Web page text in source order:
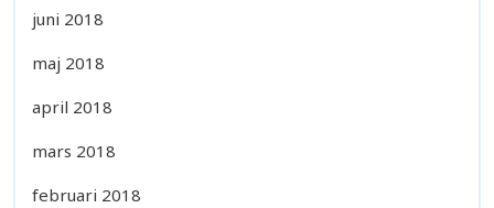
juni 2018
maj 2018
april 2018
mars 2018
februari 2018